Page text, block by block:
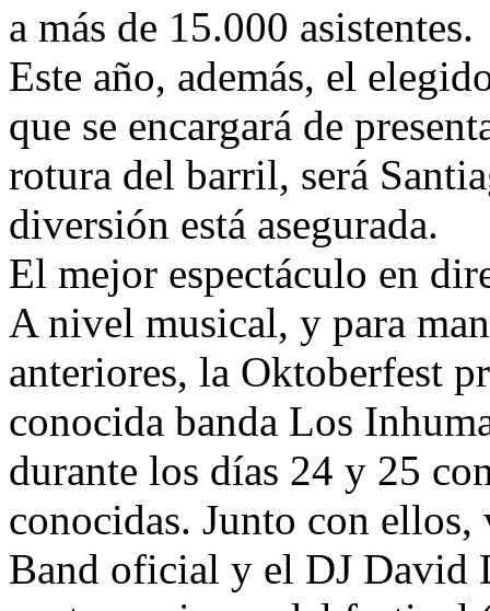
a más de 15.000 asistentes.
Este año, además, el
que se encargará de
rotura del barril, será
diversión está asegurada.
El mejor espectáculo en
A nivel musical, y para
anteriores, la Oktoberfest
conocida banda Los
durante los días 24 y 25
conocidas. Junto con
Band oficial y el DJ David